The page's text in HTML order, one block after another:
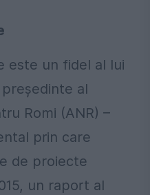
este un fidel al lui
al
Romi (ANR) –
prin care
de proiecte
un raport al